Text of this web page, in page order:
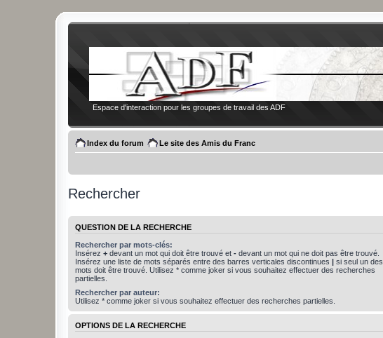
Espace d'interaction pour les groupes de travail des ADF
Index du forum Le site des Amis du Franc
Rechercher
QUESTION DE LA RECHERCHE
Rechercher par mots-clés:
Insérez + devant un mot qui doit être trouvé et - devant un mot qui ne doit pas être trouvé.
Insérez une liste de mots séparés entre des barres verticales discontinues | si seul un des
mots doit être trouvé. Utilisez * comme joker si vous souhaitez effectuer des recherches
partielles.
Rechercher par auteur:
Utilisez * comme joker si vous souhaitez effectuer des recherches partielles.
OPTIONS DE LA RECHERCHE